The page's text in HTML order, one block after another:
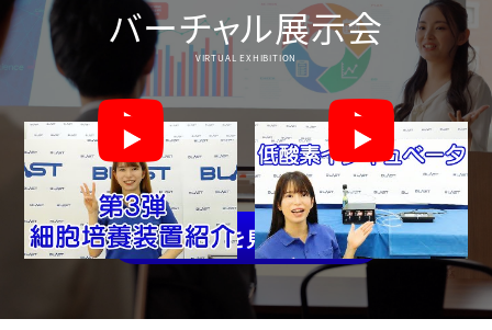
バーチャル展示会
VIRTUAL EXHIBITION
一覧を見る